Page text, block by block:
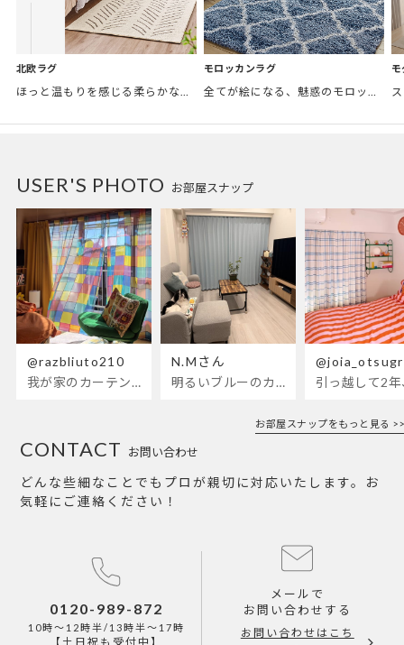
北欧ラグ
ほっと温もりを感じる柔らかな表情のものから、お部屋をぱっと明るくしているブライトカラーのアイテムまで幅広くご用意しました。
モロッカンラグ
お部屋スナップ
USER'S PHOTO
@razbliuto210
我が家のカーテンが新しくなりました🌼早起きが超絶苦手な私が、思わず朝カーテンを開けて光合成するようになったステンドグラスカーテン…！
N.Mさん
明るいブルーのカーテンで、部屋全体が明るく。白を基調とした部屋にぴったりです。
お部屋スナップをもっと見る >>
お問い合わせ
CONTACT
どんな些細なことでもプロが親切に対応いたします。お
気軽にご連絡ください！
0120-989-872
10時～12時半/13時半～17時
【土日祝も受付中】
メールで
お問い合わせする
お問い合わせはこち